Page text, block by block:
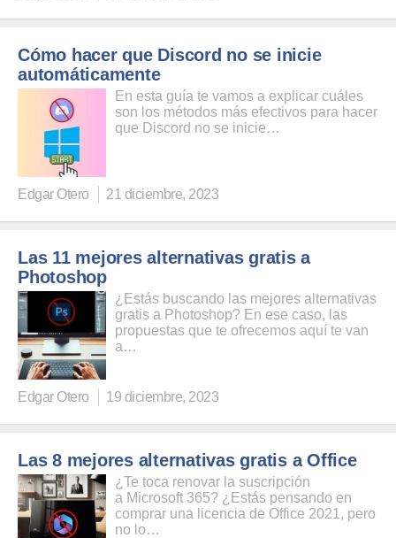
Cómo hacer que Discord no se inicie
automáticamente
En esta guía te vamos a explicar cuáles
son los métodos más efectivos para hacer
que Discord no se inicie…
Edgar Otero 21 diciembre, 2023
Las 11 mejores alternativas gratis a
Photoshop
¿Estás buscando las mejores alternativas
gratis a Photoshop? En ese caso, las
propuestas que te ofrecemos aquí te van
a…
Edgar Otero 19 diciembre, 2023
Las 8 mejores alternativas gratis a Office
¿Te toca renovar la suscripción
a Microsoft 365? ¿Estás pensando en
comprar una licencia de Office 2021, pero
no lo…